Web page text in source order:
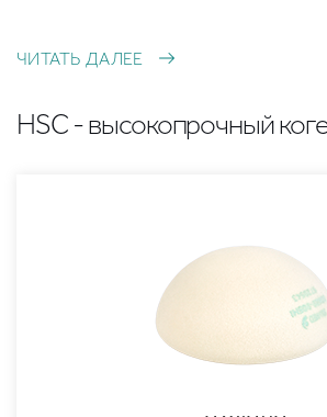
ЧИТАТЬ ДАЛЕЕ
HSC - высокопрочный